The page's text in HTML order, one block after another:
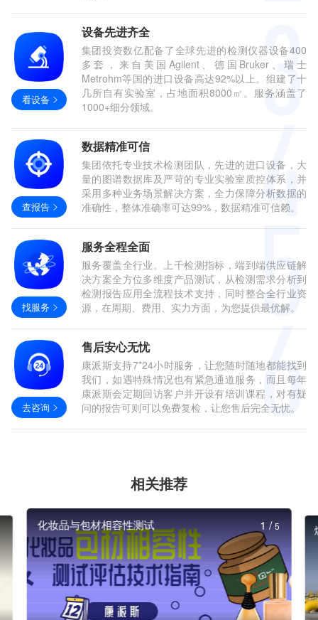
看设备
设备先进齐全
集团投资数亿配备了全球先进的检测仪器设备400
多套，来自美国Agilent、德国Bruker、瑞士
Metrohm等国的进口设备高达92%以上。组建了十
几所自有实验室，占地面积8000㎡。服务涵盖了
1000+细分领域。
查报告
数据精准可信
集团依托专业技术检测团队，先进的进口设备，大
量的图谱数据库及严苛的专业实验室质控体系，并
采用多种业务场景解决方案，全力保障分析数据的
准确性，整体准确率可达99%，数据精准可信赖。
找服务
服务全程全面
服务覆盖全行业。上千检测指标，端到端供应链解
决方案全方位多维度产品测试，从检测需求分析到
检测报告应用全流程技术支持，同时整合全行业资
源，在周期、费用、实力方面，为您提供最优解。
去咨询
售后安心无忧
康派斯支持7*24小时服务，让您随时随地都能找到
我们，如遇特殊情况也有紧急通道服务，而且每年
康派斯会定期回访客户并开设有培训课程，对有疑
问的报告可则可以免费复检，让您售后完全无忧。
相关推荐
化妆品与包材相容性测试 1/5